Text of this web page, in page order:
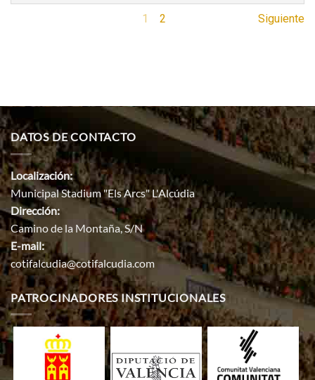
1 2 Siguiente
DATOS DE CONTACTO
Localización:
Municipal Stadium "Els Arcs" L'Alcúdia
Dirección:
Camino de la Montaña, S/N
E-mail:
cotifalcudia@cotifalcudia.com
PATROCINADORES INSTITUCIONALES